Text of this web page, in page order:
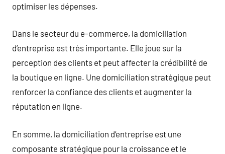
optimiser les dépenses.
Dans le secteur du e-commerce, la domiciliation
d’entreprise est très importante. Elle joue sur la
perception des clients et peut affecter la crédibilité de
la boutique en ligne. Une domiciliation stratégique peut
renforcer la confiance des clients et augmenter la
réputation en ligne.
En somme, la domiciliation d’entreprise est une
composante stratégique pour la croissance et le